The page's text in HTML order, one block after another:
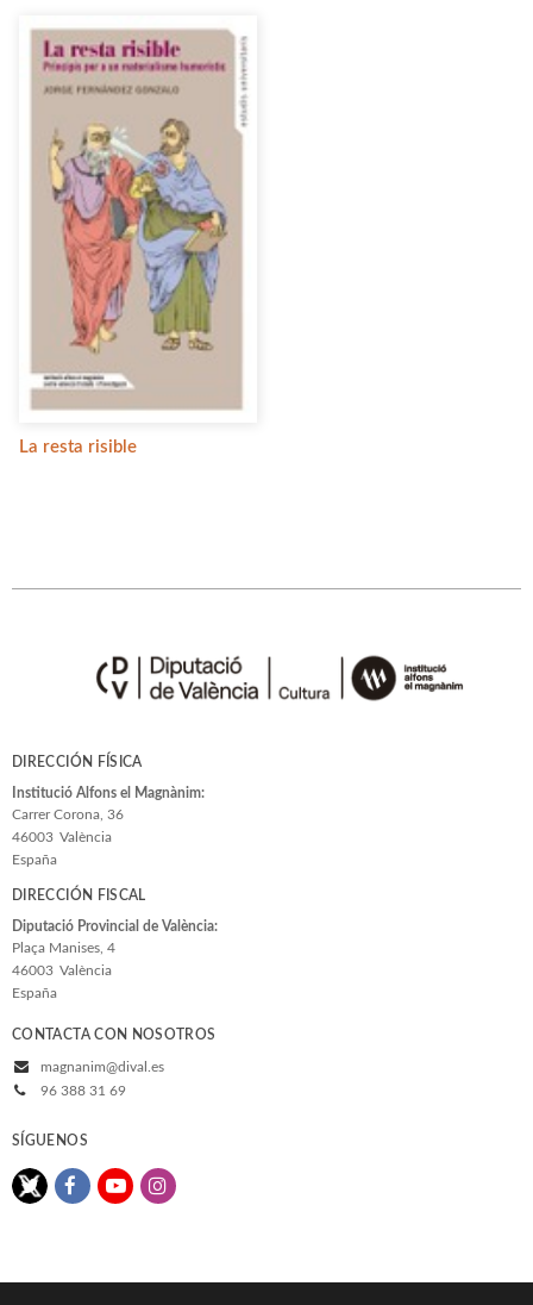
La resta risible
DIRECCIÓN FÍSICA
Institució Alfons el Magnànim:
Carrer Corona, 36
46003 València
España
DIRECCIÓN FISCAL
Diputació Provincial de València:
Plaça Manises, 4
46003 València
España
CONTACTA CON NOSOTROS
magnanim@dival.es
96 388 31 69
SÍGUENOS